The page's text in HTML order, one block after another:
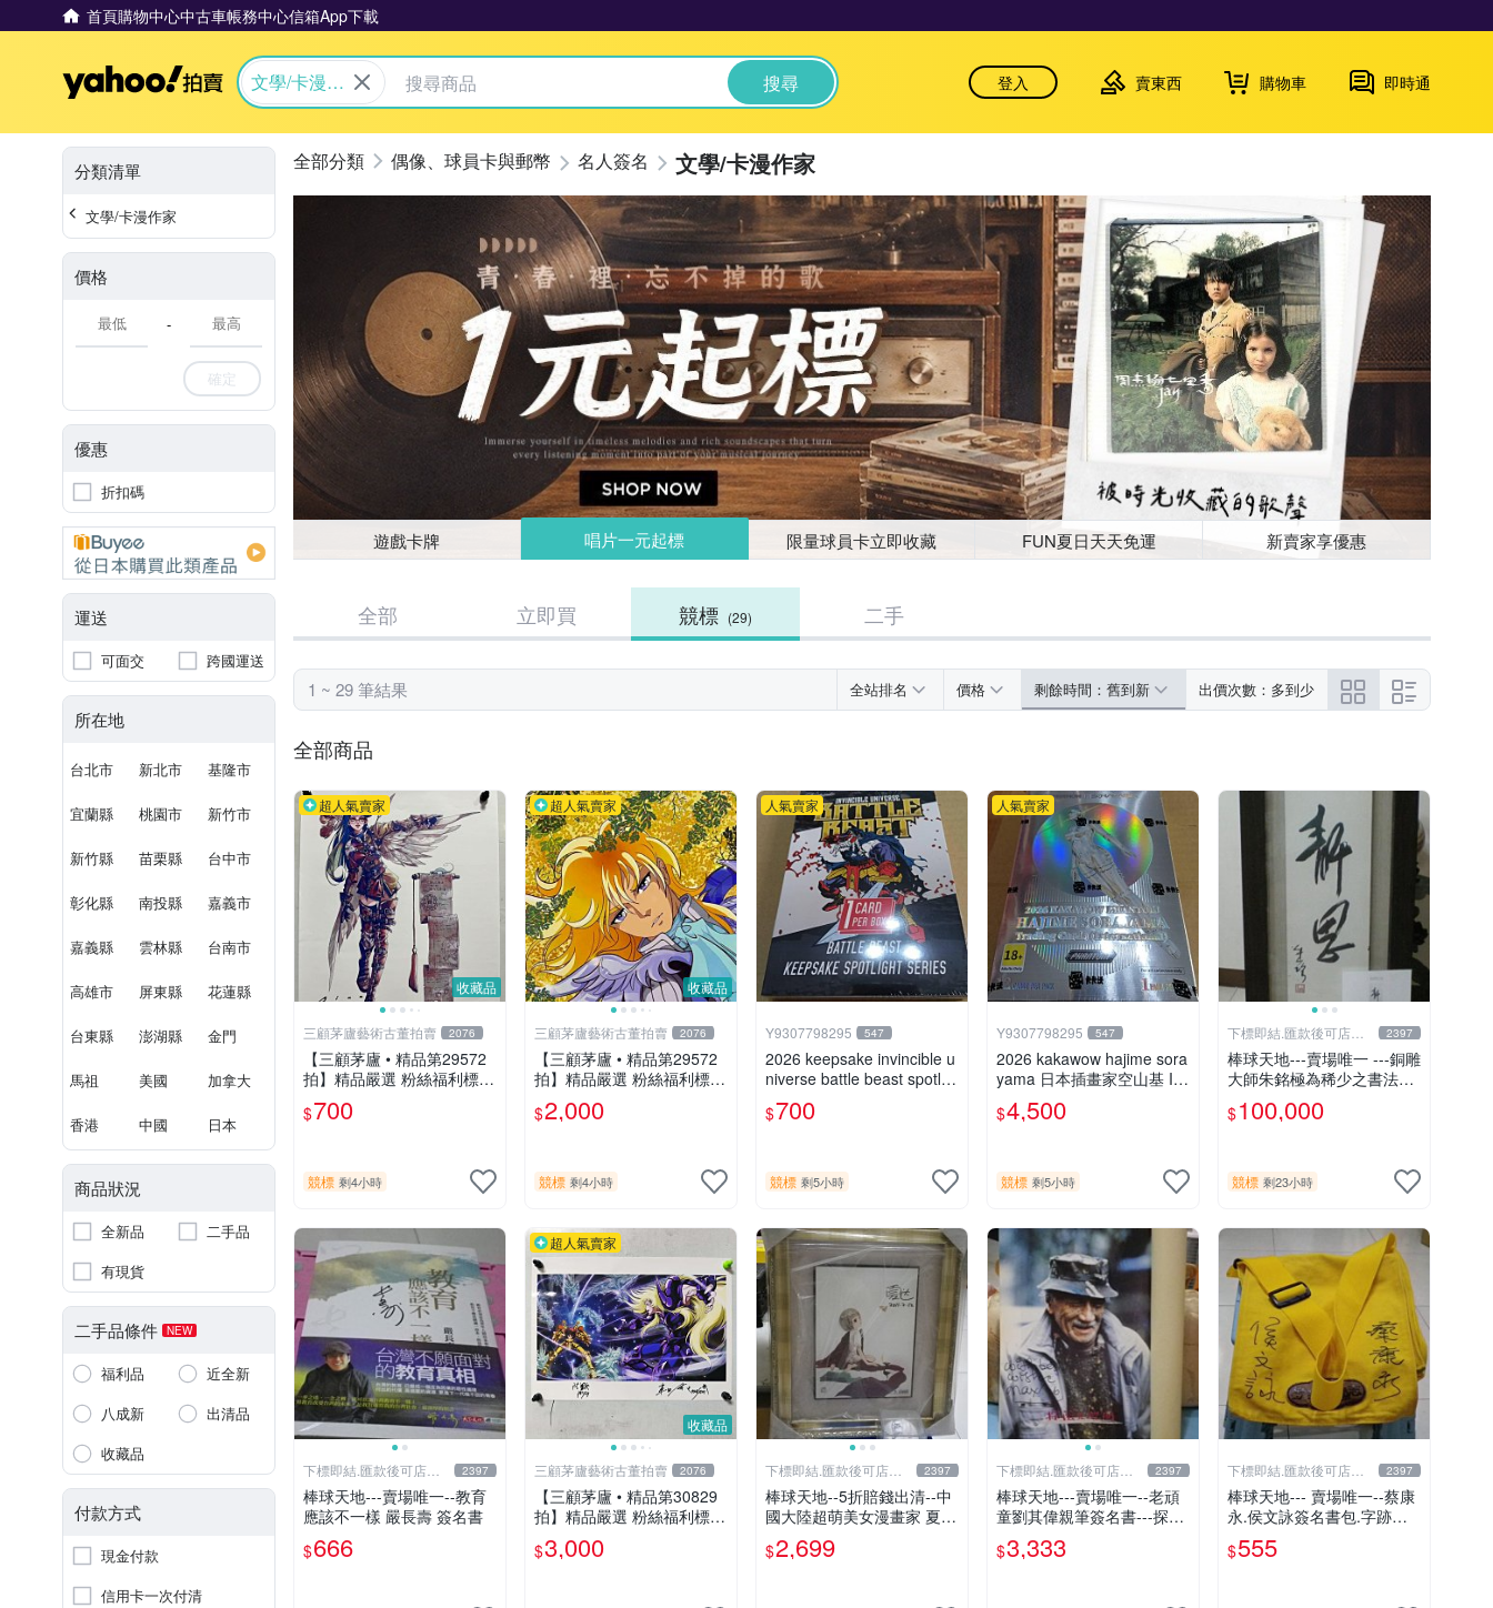
首頁購物中心中古車帳務中心信箱App下載
Yahoo拍賣
文學/卡漫作
搜尋 登入 賣東西 購物車 即時通
分類清單
文學/卡漫作家
價格
-
確定
優惠
折扣碼
運送
可面交 跨國運送
所在地
台北市 新北市 基隆市
宜蘭縣 桃園市 新竹市
新竹縣 苗栗縣 台中市
彰化縣 南投縣 嘉義市
嘉義縣 雲林縣 台南市
高雄市 屏東縣 花蓮縣
台東縣 澎湖縣 金門
馬祖 美國 加拿大
香港 中國 日本
商品狀況
全新品
二手品
有現貨
二手品條件 NEW
福利品
近全新
八成新
出清品
收藏品
付款方式
現金付款
信用卡一次付清
偶像、球員卡與郵幣 名人簽名 文學/卡漫作家
遊戲卡牌 唱片一元起標 限量球員卡立即收藏 FUN夏日天天免運 新賣家享優惠
全部 立即買 競標 (29) 二手
1 ~ 29 筆結果 全站排名 價格 剩餘時間：舊到新 出價次數：多到少
全部商品
收藏品
超人氣賣家
三顧茅廬藝術古董拍賣 2076
【三顧茅廬 • 精品第29572
拍】精品嚴選 粉絲福利標
韓國排名前30名插畫家Pinn
作品～有作者親筆簽名！ 特
$700
競標 剩4小時
收藏品
超人氣賣家
三顧茅廬藝術古董拍賣 2076
【三顧茅廬 • 精品第29572
拍】精品嚴選 粉絲福利標
日本動漫大師 車田正美簽名
照片《聖鬥士星矢》！ 特惠
$2,000
競標 剩4小時
人氣賣家
Y9307798295 547
2026 keepsake invincible u
niverse battle beast spotlig
ht 戰鬥野獸簽名盒卡
$700
競標 剩5小時
人氣賣家
Y9307798295 547
2026 kakawow hajime sora
yama 日本插畫家空山基 Int
ernational國際版官方收藏
簽名盒卡
$4,500
競標 剩5小時
下標即結.匯款後可店到
店關於我
2397
棒球天地---賣場唯一 ---銅雕
大師朱銘極為稀少之書法作
品-----靜思.由慧眼藝廊出具
證明
$100,000
競標 剩23小時
下標即結.匯款後可店到
店關於我
2397
棒球天地---賣場唯一--教育
應該不一樣 嚴長壽 簽名書
$666
收藏品
超人氣賣家
三顧茅廬藝術古董拍賣 2076
【三顧茅廬 • 精品第30829
拍】精品嚴選 粉絲福利標
日本動漫大師 車田正美簽名
照片《聖鬥士星矢》！ 特惠
$3,000
下標即結.匯款後可店到
店關於我
2397
棒球天地--5折賠錢出清--中
國大陸超萌美女漫畫家 夏達
限量簽名立體框.字跡漂亮..
不含球
$2,699
下標即結.匯款後可店到
店關於我
2397
棒球天地---賣場唯一--老頑
童劉其偉親筆簽名書---探險
天地間 劉其偉傳奇
$3,333
下標即結.匯款後可店到
店關於我
2397
棒球天地--- 賣場唯一--蔡康
永.侯文詠簽名書包.字跡漂
亮
$555